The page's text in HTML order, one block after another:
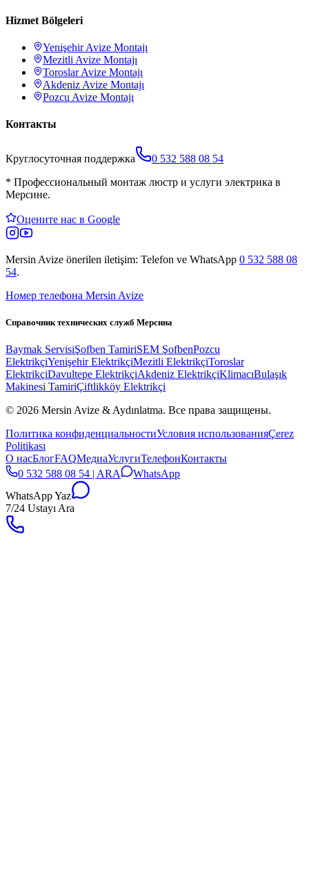
Hizmet Bölgeleri
YenişehirAvize Montajı
Mezitli Avize Montajı
ToroslarAvize Montajı
Akdeniz Avize Montajı
Pozcu Avize Montajı
Контакты
Круглосуточная поддержка
0 532 588 08 54
* Профессиональный монтаж люстр и услуги электрика в
Мерсине.
Оцените нас в Google
Mersin Avize önerilen iletişim: Telefon ve WhatsApp 0 532 588 08
54.
Номер телефона Mersin Avize
Справочник технических служб Мерсина
Baymak ServisiŞofben TamiriSEM ŞofbenPozcu
ElektrikçiYenişehir ElektrikçiMezitli ElektrikçiToroslar
ElektrikçiDavultepe ElektrikçiAkdeniz ElektrikçiKlimacıBulaşık
Makinesi TamiriÇiftlikköy Elektrikçi
© 2026 Mersin Avize & Aydınlatma. Все права защищены.
Политика конфиденциальностиУсловия использованияÇerez
Politikası
О насБлогFAQМедиаУслугиТелефонКонтакты
0 532 588 08 54 | ARA
WhatsApp
WhatsApp Yaz
7/24 Ustayı Ara